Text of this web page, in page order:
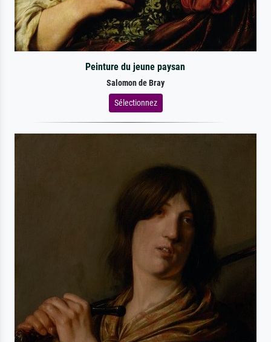
Peinture du jeune paysan
Salomon de Bray
Sélectionnez